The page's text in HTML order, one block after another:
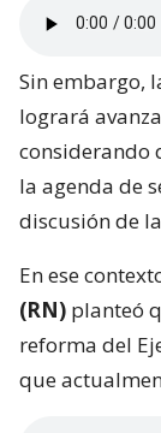
Sin embargo,
logrará
considerando
la agenda de
discusión de
En ese
(RN) planteó
reforma del
que